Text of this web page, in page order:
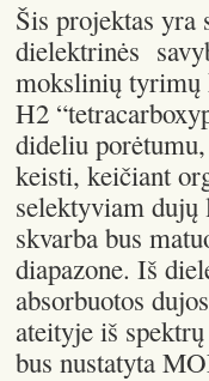
Šis projektas
dielektrinės
mokslinių tyrimų
H2
dideliu
keisti, keičiant
selektyviam
skvarba bus
diapazone. Iš
absorbuotos
ateityje iš
bus nustatyta